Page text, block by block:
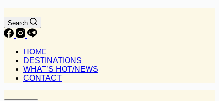
Search
HOME
DESTINATIONS
WHAT’S HOT/NEWS
CONTACT